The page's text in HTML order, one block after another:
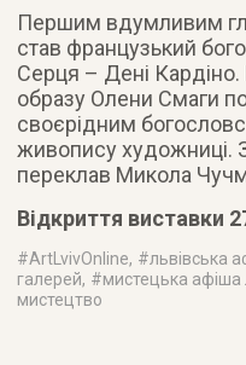
Першим вдумливим
став французький
Серця – Дені
образу Олени Смаги
своєрідним
живопису художниці.
переклав Микола
Відкриття виставки
#ArtLvivOnline, #львівська
галерей, #мистецька афіша
мистецтво